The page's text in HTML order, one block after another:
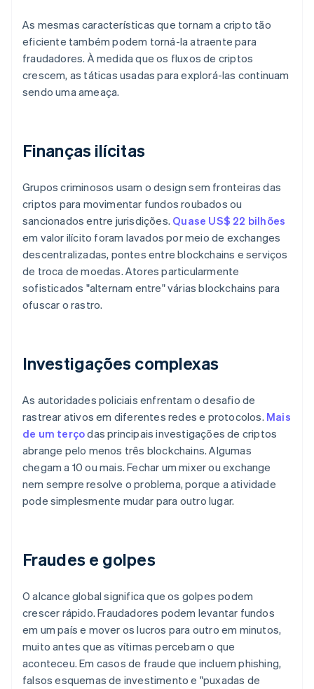
As mesmas características que tornam a cripto tão
eficiente também podem torná-la atraente para
fraudadores. À medida que os fluxos de criptos
crescem, as táticas usadas para explorá-las continuam
sendo uma ameaça.
Finanças ilícitas
Grupos criminosos usam o design sem fronteiras das
criptos para movimentar fundos roubados ou
sancionados entre jurisdições. Quase US$ 22 bilhões
em valor ilícito foram lavados por meio de exchanges
descentralizadas, pontes entre blockchains e serviços
de troca de moedas. Atores particularmente
sofisticados "alternam entre" várias blockchains para
ofuscar o rastro.
Investigações complexas
As autoridades policiais enfrentam o desafio de
rastrear ativos em diferentes redes e protocolos. Mais
de um terçodas principais investigações de criptos
abrange pelo menos três blockchains. Algumas
chegam a 10 ou mais. Fechar um mixer ou exchange
nem sempre resolve o problema, porque a atividade
pode simplesmente mudar para outro lugar.
Fraudes e golpes
O alcance global significa que os golpes podem
crescer rápido. Fraudadores podem levantar fundos
em um país e mover os lucros para outro em minutos,
muito antes que as vítimas percebam o que
aconteceu. Em casos de fraude que incluem phishing,
falsos esquemas de investimento e "puxadas de